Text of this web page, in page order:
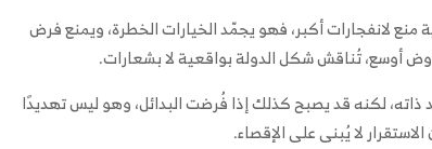
لانفجارات أكبر، فهو يجمّد الخيارات الخطرة، ويمنع فرض
أوسع، تُناقش شكل الدولة بواقعية لا بشعارات.
لكنه قد يصبح كذلك إذا فُرضت البدائل، وهو ليس تهديدًا
لا يُبنى على الإقصاء.